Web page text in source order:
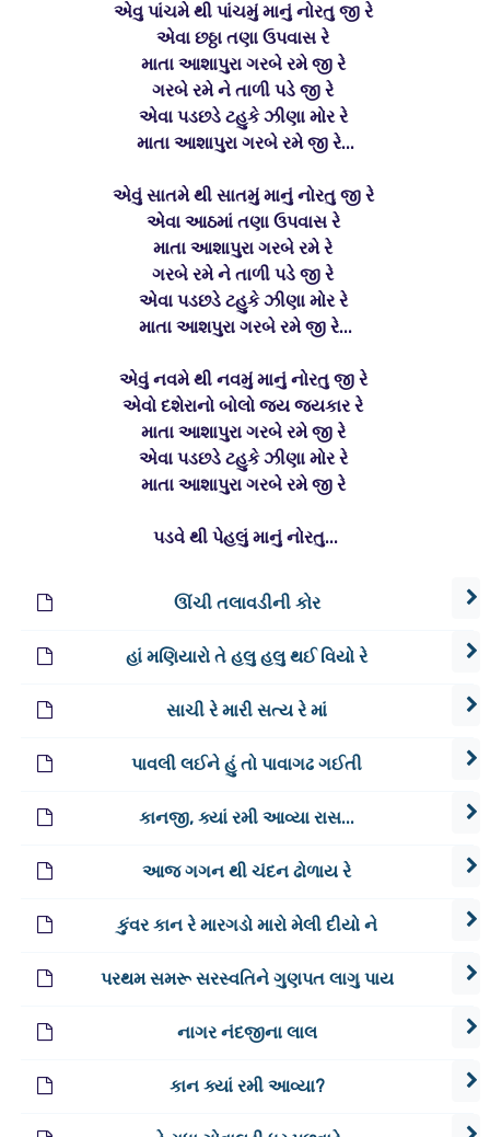
એવુ પાંચમે થી પાંચમું માનું નોરતુ જી રે
એવા છઠ્ઠા તણા ઉપવાસ રે
માતા આશાપુરા ગરબે રમે જી રે
ગરબે રમે ને તાળી પડે જી રે
એવા પડછડે ટહુકે ઝીણા મોર રે
માતા આશાપુરા ગરબે રમે જી રે...
એવું સાતમે થી સાતમું માનું નોરતુ જી રે
એવા આઠમાં તણા ઉપવાસ રે
માતા આશાપુરા ગરબે રમે રે
ગરબે રમે ને તાળી પડે જી રે
એવા પડછડે ટહુકે ઝીણા મોર રે
માતા આશપુરા ગરબે રમે જી રે...
એવું નવમે થી નવમું માનું નોરતુ જી રે
એવો દશેરાનો બોલો જય જયકાર રે
માતા આશાપુરા ગરબે રમે જી રે
એવા પડછડે ટહુકે ઝીણા મોર રે
માતા આશાપુરા ગરબે રમે જી રે
પડવે થી પેહલું માનું નોરતુ...
ઊંચી તલાવડીની કોર
હાં મણિયારો તે હલુ હલુ થઈ વિયો રે
સાચી રે મારી સત્ય રે માં
પાવલી લઈને હું તો પાવાગઢ ગઈતી
કાનજી, ક્યાં રમી આવ્યા રાસ...
આજ ગગન થી ચંદન ઢોળાય રે
કુંવર કાન રે મારગડો મારો મેલી દીયો ને
પરથમ સમરૂ સરસ્વતિને ગુણપત લાગુ પાય
નાગર નંદજીના લાલ
કાન ક્યાં રમી આવ્યા?